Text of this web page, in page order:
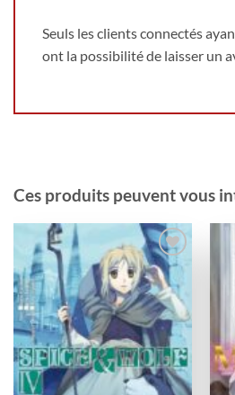
Seuls les clients connectés
ont la possibilité de laisser un
Ces produits peuvent vous
Ajouter
à la
wishlist